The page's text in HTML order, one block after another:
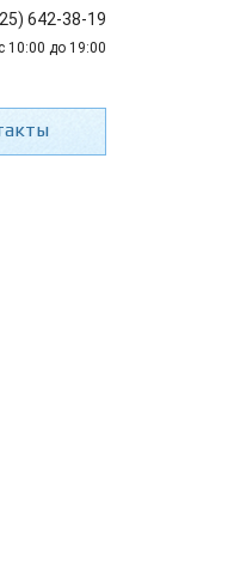
642-38-19
10:00 до 19:00